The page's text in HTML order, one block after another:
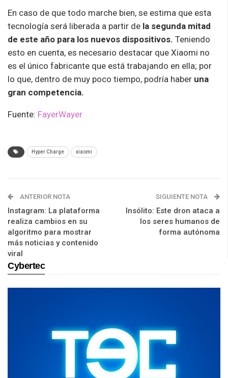
En caso de que todo marche bien, se estima que esta
tecnología será liberada a partir de la segunda mitad
de este año para los nuevos dispositivos. Teniendo
esto en cuenta, es necesario destacar que Xiaomi no
es el único fabricante que está trabajando en ella; por
lo que, dentro de muy poco tiempo, podría haber una
gran competencia.
Fuente: FayerWayer
Hyper Charge xiaomi
ANTERIOR NOTA
Instagram: La plataforma
realiza cambios en su
algoritmo para mostrar
más noticias y contenido
viral
SIGUIENTE NOTA
Insólito: Este dron ataca a
los seres humanos de
forma autónoma
Cybertec